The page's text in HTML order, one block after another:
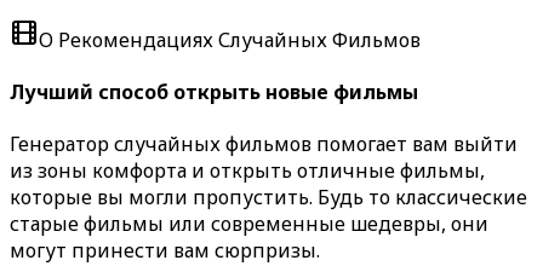
О Рекомендациях Случайных Фильмов
Лучший способ открыть новые фильмы
Генератор случайных фильмов помогает вам выйти
из зоны комфорта и открыть отличные фильмы,
которые вы могли пропустить. Будь то классические
старые фильмы или современные шедевры, они
могут принести вам сюрпризы.